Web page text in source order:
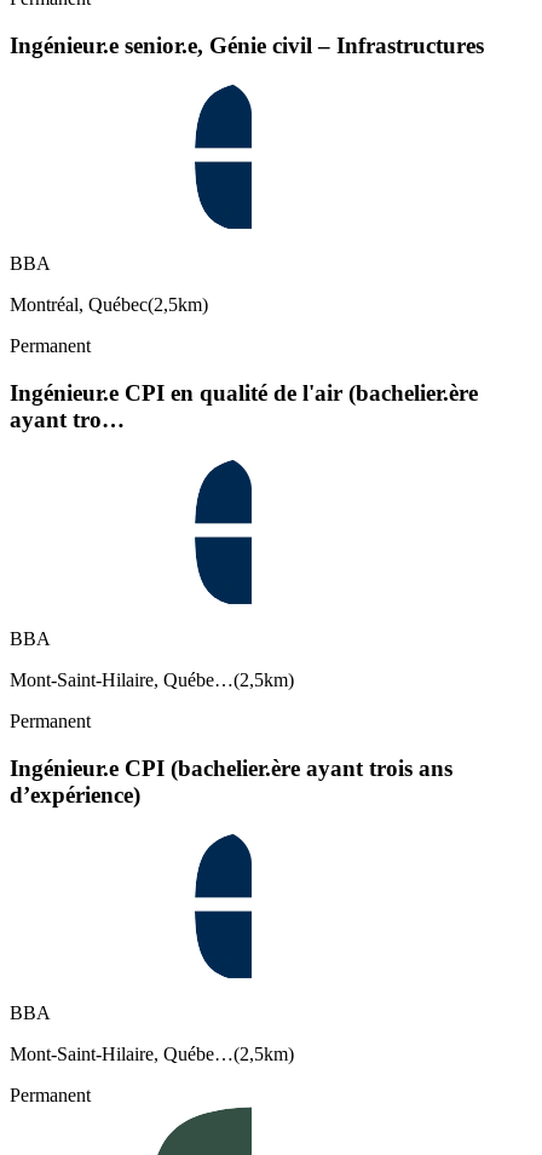
Ingénieur.e senior.e, Génie civil – Infrastructures
BBA
Montréal, Québec(2,5km)
Permanent
Ingénieur.e CPI en qualité de l'air (bachelier.ère
ayant tro…
BBA
Mont-Saint-Hilaire, Québe…(2,5km)
Permanent
Ingénieur.e CPI (bachelier.ère ayant trois ans
d’expérience)
BBA
Mont-Saint-Hilaire, Québe…(2,5km)
Permanent